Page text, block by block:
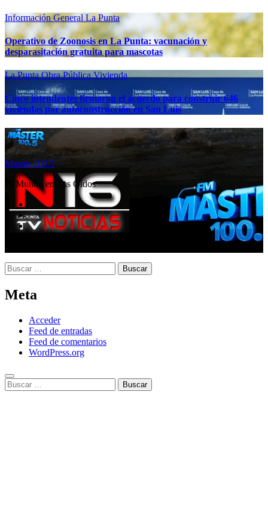
Información GeneralLa Punta
Operativo de Zoonosis en La Punta: vacunación y
desparasitación gratuita para mascotas
La PuntaObra PúblicaVivienda
Cinco intendentes firmaron el acuerdo para construir 646
viviendas por autoconstrucción en San Luis
Master 100.5
El Mundo en Tus Oídos
Buscar:
Meta
Acceder
Feed de entradas
Feed de comentarios
WordPress.org
Buscar: